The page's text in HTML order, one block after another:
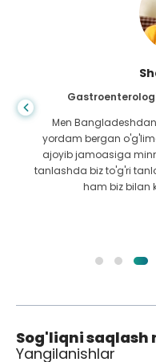
Men
yordam bergan
ajoyib jamoasiga
tanlashda biz to'g'ri
ham biz bilan
Sog'liqni
Yangilanishlar